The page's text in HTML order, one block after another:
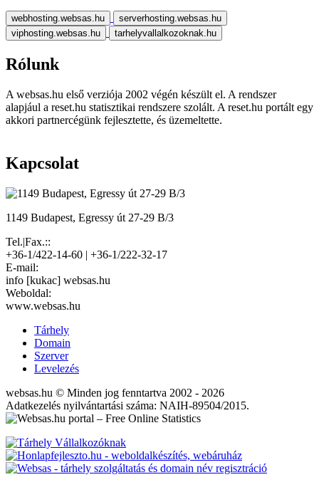
webhosting.websas.hu
serverhosting.websas.hu
viphosting.websas.hu
tarhelyvallalkozoknak.hu
Rólunk
A websas.hu első verziója 2002 végén készült el. A rendszer
alapjául a reset.hu statisztikai rendszere szolált. A reset.hu portált egy
akkori partnercégünk fejlesztette, és üzemeltette.
Kapcsolat
1149 Budapest, Egressy út 27-29 B/3
Tel.|Fax.::
+36-1/422-14-60 | +36-1/222-32-17
E-mail:
info [kukac] websas.hu
Weboldal:
www.websas.hu
Tárhely
Domain
Szerver
Levelezés
websas.hu © Minden jog fenntartva 2002 - 2026
Adatkezelés nyilvántartási száma: NAIH-89504/2015.